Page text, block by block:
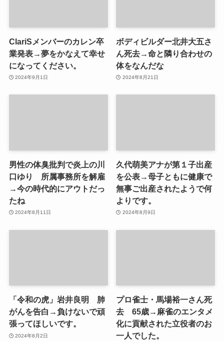
ClariSメンバーのカレン卒
業発表→夢をかなえて幸せ
になってください。
2024年9月1日
ボディビルダー北井大五さ
ん死去→命と隣り合わせの
体をなんだな
2024年8月21日
男性の体臭批判で炎上の川
口ゆり 所属事務所を解雇
→今の時代的にアウトだっ
たね
2024年8月11日
久代萌美アナが第１子出産
を公表→母子ともに健康で
無事ご出産されたようで何
よりです。
2024年8月9日
「令和の虎」岩井良明 肺
がんを告白→負けないで頑
張ってほしいです。
2024年8月2日
プロ雀士・馬場裕一さん死
去 65歳→麻雀のエンタメ
化に貢献された立役者のお
一人でした。